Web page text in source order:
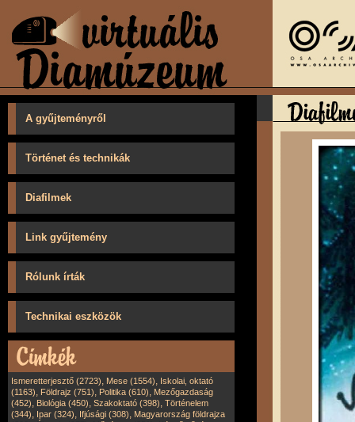
A gyűjteményről
Történet és technikák
Diafilmek
Link gyűjtemény
Rólunk írták
Technikai eszközök
Ismeretterjesztő (2723), Mese (1554), Iskolai, oktató
(1163), Földrajz (751), Politika (610), Mezőgazdaság
(452), Biológia (450), Szakoktató (398), Történelem
(344), Ipar (324), Ifjúsági (308), Magyarország földrajza